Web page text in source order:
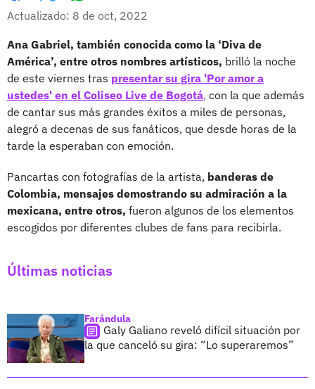
Facebook
X
Actualizado: 8 de oct, 2022
Ana Gabriel, también conocida como la ‘Diva de
América’, entre otros nombres artísticos, brilló la noche
de este viernes tras presentar su gira 'Por amor a
ustedes' en el Coliseo Live de Bogotá, con la que además
de cantar sus más grandes éxitos a miles de personas,
alegró a decenas de sus fanáticos, que desde horas de la
tarde la esperaban con emoción.
Pancartas con fotografías de la artista, banderas de
Colombia, mensajes demostrando su admiración a la
mexicana, entre otros, fueron algunos de los elementos
escogidos por diferentes clubes de fans para recibirla.
Últimas noticias
Farándula
Galy Galiano reveló difícil situación por
la que canceló su gira: “Lo superaremos”